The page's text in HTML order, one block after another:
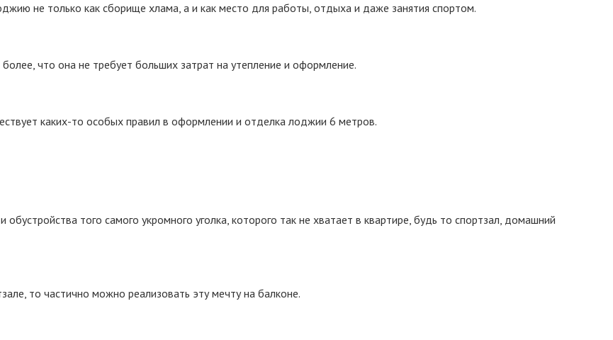
не только как сборище хлама, а и как место для работы, отдыха и даже занятия спортом.
что она не требует больших затрат на утепление и оформление.
каких-то особых правил в оформлении и отделка лоджии 6 метров.
того самого укромного уголка, которого так не хватает в квартире, будь то спортзал, домашний
то частично можно реализовать эту мечту на балконе.